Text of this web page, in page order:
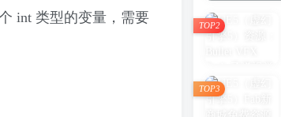
int 类型的变量，需要
TOP2
TOP3